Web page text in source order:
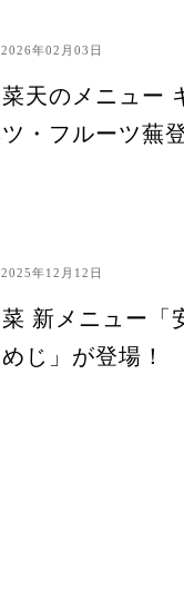
2026年02月03日
天のメニュー
・フルーツ蕪
2025年12月12日
新メニュー「
じ」が登場！